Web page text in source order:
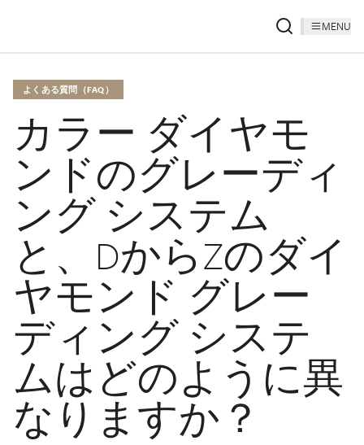
MENU
よくある質問（FAQ）
カラー ダイヤモ
ンドのグレーディ
ング システム
と、DからZのダイ
ヤモンド グレー
ディング システ
ムはどのように異
なりますか？